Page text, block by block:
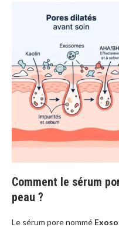
Comment le sérum
peau ?
Le sérum pore nommé